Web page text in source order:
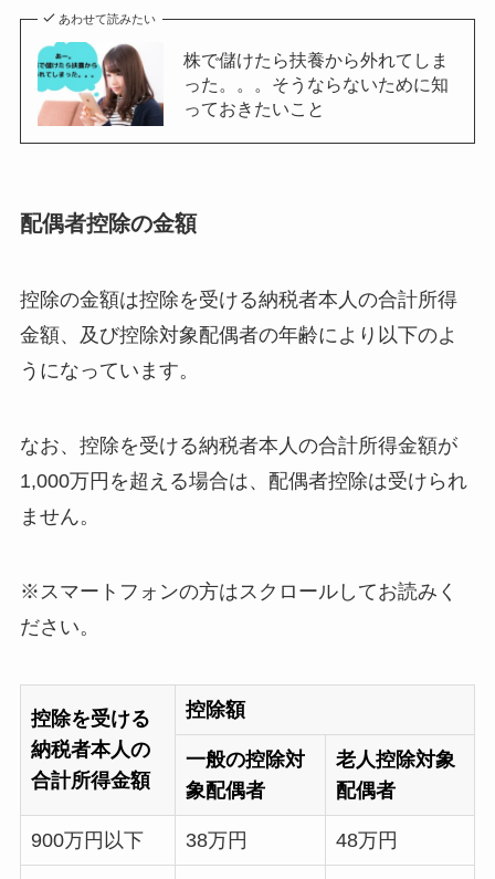
あわせて読みたい
株で儲けたら扶養から外れてしま
った。。。そうならないために知
っておきたいこと
配偶者控除の金額
控除の金額は控除を受ける納税者本人の合計所得
金額、及び控除対象配偶者の年齢により以下のよ
うになっています。
なお、控除を受ける納税者本人の合計所得金額が
1,000万円を超える場合は、配偶者控除は受けられ
ません。
※スマートフォンの方はスクロールしてお読みく
ださい。
控除を受ける
納税者本人の
合計所得金額
控除額
一般の控除対
象配偶者
老人控除対象
配偶者
900万円以下 38万円 48万円